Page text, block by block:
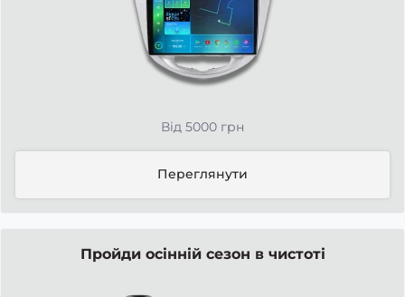
Від 5000 грн
Переглянути
Пройди осінній сезон в чистоті